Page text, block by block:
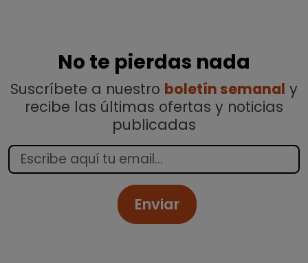
No te pierdas nada
Suscríbete a nuestro boletín semanal y
recibe las últimas ofertas y noticias
publicadas
Enviar